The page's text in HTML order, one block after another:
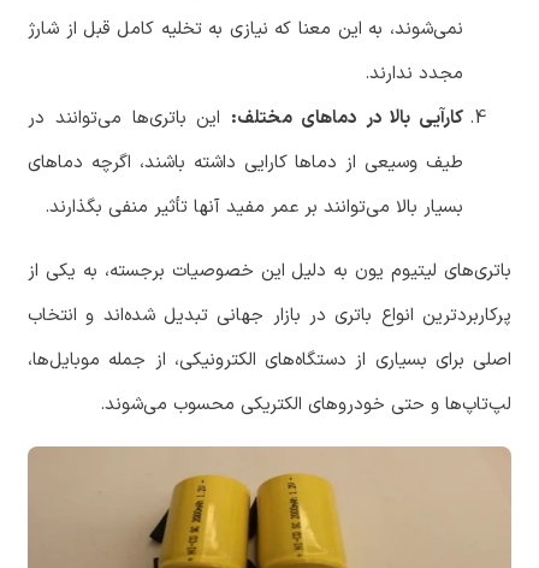
نمی‌شوند، به این معنا که نیازی به تخلیه کامل قبل از شارژ
مجدد ندارند.
کارآیی بالا در دماهای مختلف: این باتری‌ها می‌توانند در
طیف وسیعی از دماها کارایی داشته باشند، اگرچه دماهای
بسیار بالا می‌توانند بر عمر مفید آنها تأثیر منفی بگذارند.
باتری‌های لیتیوم یون به دلیل این خصوصیات برجسته، به یکی از
پرکاربردترین انواع باتری در بازار جهانی تبدیل شده‌اند و انتخاب
اصلی برای بسیاری از دستگاه‌های الکترونیکی، از جمله موبایل‌ها،
لپ‌تاپ‌ها و حتی خودروهای الکتریکی محسوب می‌شوند.